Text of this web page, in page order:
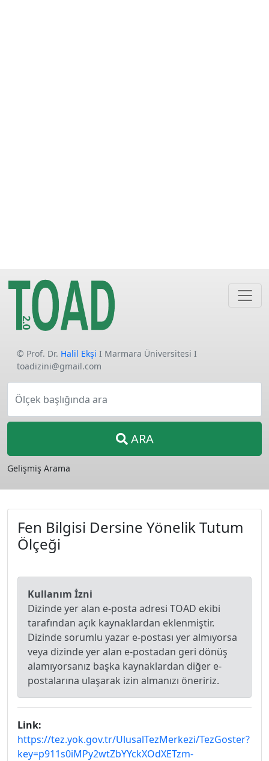
© Prof. Dr. Halil Ekşi I Marmara Üniversitesi I
toadizini@gmail.com
Ölçek başlığında ara
ARA
Gelişmiş Arama
Fen Bilgisi Dersine Yönelik Tutum
Ölçeği
Kullanım İzni
Dizinde yer alan e-posta adresi TOAD ekibi
tarafından açık kaynaklardan eklenmiştir.
Dizinde sorumlu yazar e-postası yer almıyorsa
veya dizinde yer alan e-postadan geri dönüş
alamıyorsanız başka kaynaklardan diğer e-
postalarına ulaşarak izin almanızı öneririz.
Link:
https://tez.yok.gov.tr/UlusalTezMerkezi/TezGoster?
key=p911s0iMPy2wtZbYYckXOdXETzm-